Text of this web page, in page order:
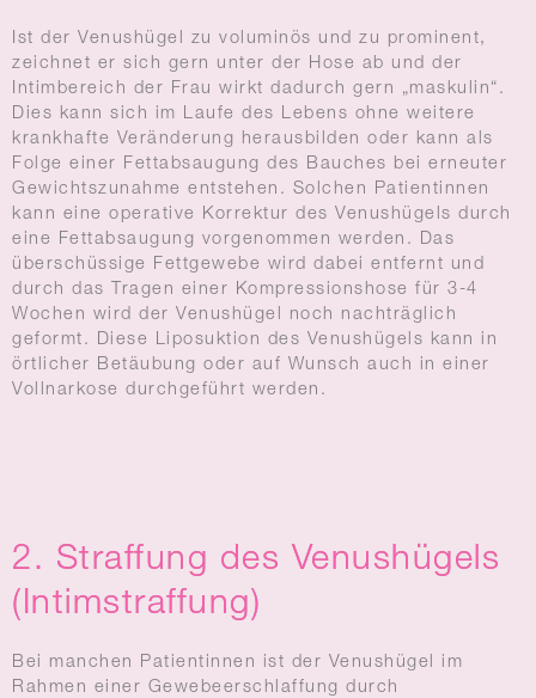
Ist der Venushügel zu voluminös und zu prominent,
zeichnet er sich gern unter der Hose ab und der
Intimbereich der Frau wirkt dadurch gern „maskulin“.
Dies kann sich im Laufe des Lebens ohne weitere
krankhafte Veränderung herausbilden oder kann als
Folge einer Fettabsaugung des Bauches bei erneuter
Gewichtszunahme entstehen. Solchen Patientinnen
kann eine operative Korrektur des Venushügels durch
eine Fettabsaugung vorgenommen werden. Das
überschüssige Fettgewebe wird dabei entfernt und
durch das Tragen einer Kompressionshose für 3-4
Wochen wird der Venushügel noch nachträglich
geformt. Diese Liposuktion des Venushügels kann in
örtlicher Betäubung oder auf Wunsch auch in einer
Vollnarkose durchgeführt werden.
2. Straffung des Venushügels
(Intimstraffung)
Bei manchen Patientinnen ist der Venushügel im
Rahmen einer Gewebeerschlaffung durch